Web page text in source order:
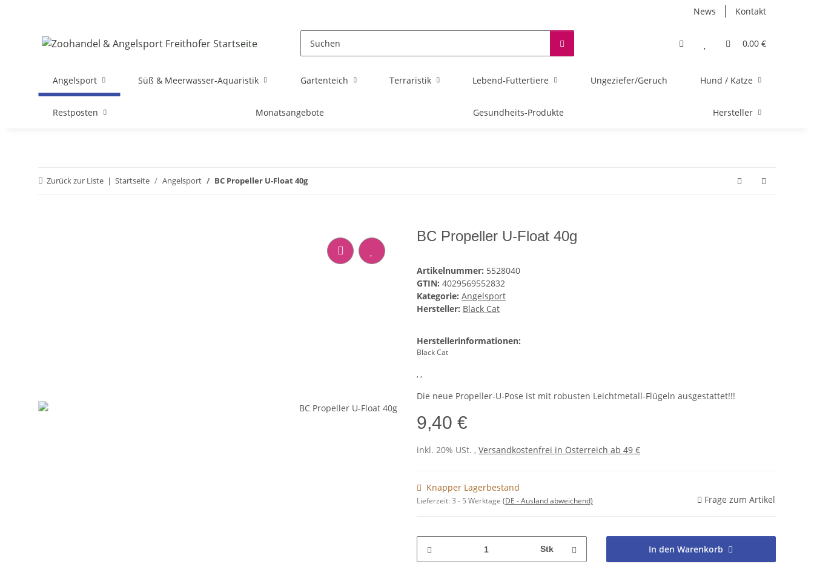
News Kontakt
0,00 €
Angelsport Süß & Meerwasser-Aquaristik Gartenteich Terraristik Lebend-Futtertiere Ungeziefer/Geruch Hund / Katze
Restposten Monatsangebote Gesundheits-Produkte Hersteller
Zurück zur Liste Startseite Angelsport BC Propeller U-Float 40g
BC Propeller U-Float 40g
Artikelnummer: 5528040
GTIN: 4029569552832
Kategorie: Angelsport
Hersteller: Black Cat
Herstellerinformationen:
Black Cat
, ,
Die neue Propeller-U-Pose ist mit robusten Leichtmetall-Flügeln ausgestattet!!!
9,40 €
inkl. 20% USt. , Versandkostenfrei in Österreich ab 49 €
Knapper Lagerbestand
Lieferzeit:3 - 5 Werktage (DE - Ausland abweichend) Frage zum Artikel
Stk In den Warenkorb